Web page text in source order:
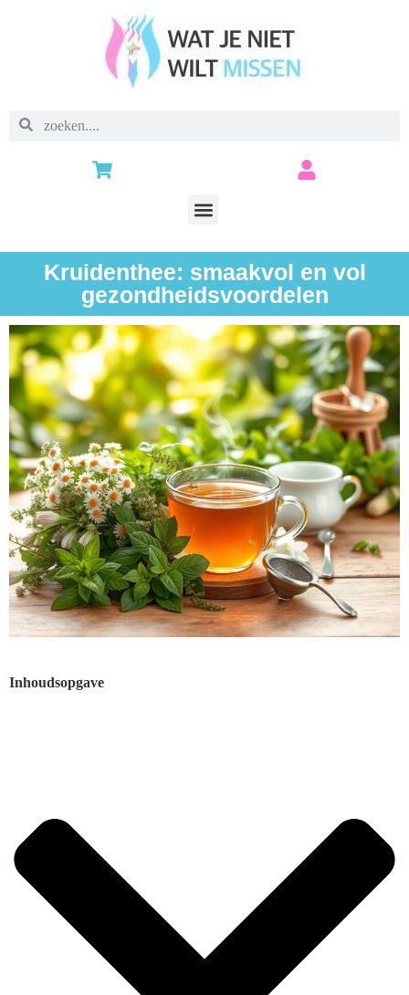
Kruidenthee: smaakvol en vol
gezondheidsvoordelen
Inhoudsopgave